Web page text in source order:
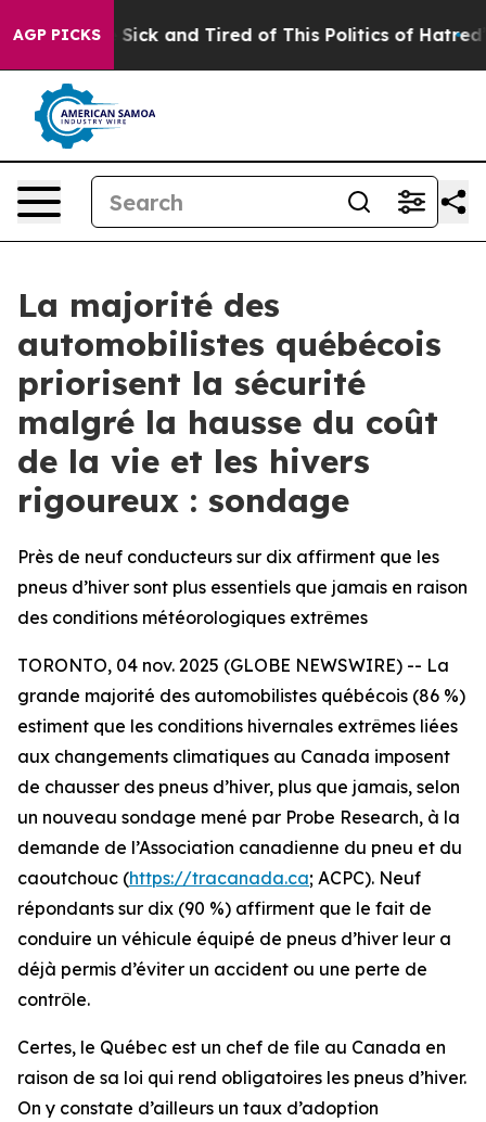
AGP PICKS
Are Sick and Tired of This Politics of Hatred” The
La majorité des
automobilistes québécois
priorisent la sécurité
malgré la hausse du coût
de la vie et les hivers
rigoureux : sondage
Près de neuf conducteurs sur dix affirment que les
pneus d’hiver sont plus essentiels que jamais en raison
des conditions météorologiques extrêmes
TORONTO, 04 nov. 2025 (GLOBE NEWSWIRE) -- La
grande majorité des automobilistes québécois (86 %)
estiment que les conditions hivernales extrêmes liées
aux changements climatiques au Canada imposent
de chausser des pneus d’hiver, plus que jamais, selon
un nouveau sondage mené par Probe Research, à la
demande de l’Association canadienne du pneu et du
caoutchouc (https://tracanada.ca; ACPC). Neuf
répondants sur dix (90 %) affirment que le fait de
conduire un véhicule équipé de pneus d’hiver leur a
déjà permis d’éviter un accident ou une perte de
contrôle.
Certes, le Québec est un chef de file au Canada en
raison de sa loi qui rend obligatoires les pneus d’hiver.
On y constate d’ailleurs un taux d’adoption